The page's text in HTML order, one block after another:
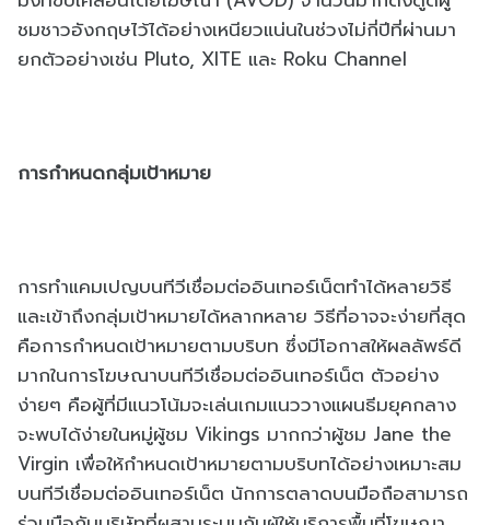
ชมชาวอังกฤษไว้ได้อย่างเหนียวแน่นในช่วงไม่กี่ปีที่ผ่านมา
ยกตัวอย่างเช่น Pluto, XITE และ Roku Channel
การกำหนดกลุ่มเป้าหมาย
การทำแคมเปญบนทีวีเชื่อมต่ออินเทอร์เน็ตทำได้หลายวิธี
และเข้าถึงกลุ่มเป้าหมายได้หลากหลาย วิธีที่อาจจะง่ายที่สุด
คือการกำหนดเป้าหมายตามบริบท ซึ่งมีโอกาสให้ผลลัพธ์ดี
มากในการโฆษณาบนทีวีเชื่อมต่ออินเทอร์เน็ต ตัวอย่าง
ง่ายๆ คือผู้ที่มีแนวโน้มจะเล่นเกมแนววางแผนธีมยุคกลาง
จะพบได้ง่ายในหมู่ผู้ชม Vikings มากกว่าผู้ชม Jane the
Virgin เพื่อให้กำหนดเป้าหมายตามบริบทได้อย่างเหมาะสม
บนทีวีเชื่อมต่ออินเทอร์เน็ต นักการตลาดบนมือถือสามารถ